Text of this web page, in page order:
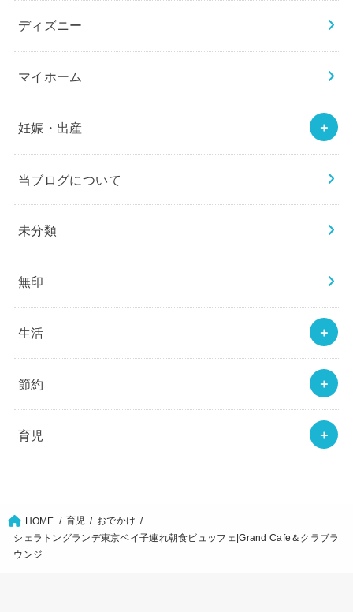
ディズニー
マイホーム
妊娠・出産
当ブログについて
未分類
無印
生活
節約
育児
HOME 育児
おでかけ
シェラトングランデ東京ベイ子連れ朝食ビュッフェ|Grand Cafe＆クラブラ
ウンジ